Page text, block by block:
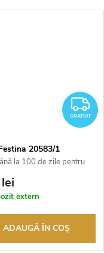
GRATUIT
20583/1
la 100 de zile pentru
bunurilor. Vânzător
extern
ADAUGĂ ÎN COŞ